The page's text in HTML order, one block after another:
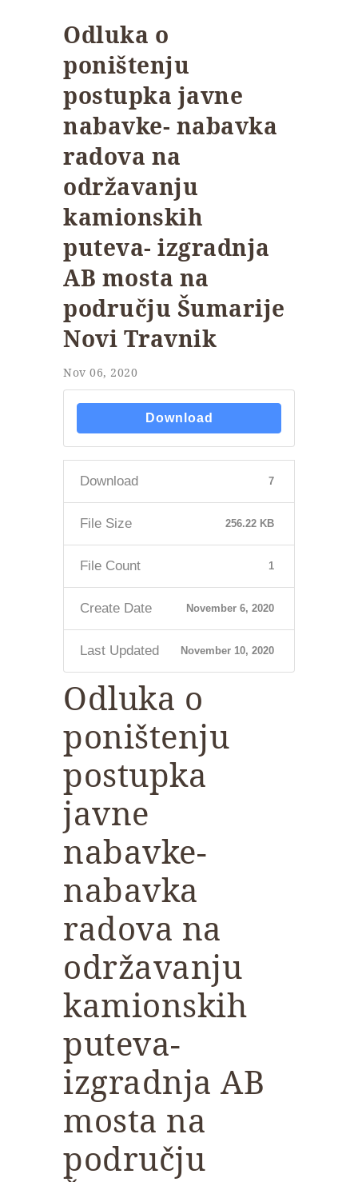
Odluka o
poništenju
postupka javne
nabavke- nabavka
radova na
održavanju
kamionskih
puteva- izgradnja
AB mosta na
području Šumarije
Novi Travnik
Nov 06, 2020
Download
Download 7
File Size 256.22 KB
File Count 1
Create Date November 6, 2020
Last Updated November 10, 2020
Odluka o
poništenju
postupka
javne
nabavke-
nabavka
radova na
održavanju
kamionskih
puteva-
izgradnja AB
mosta na
području